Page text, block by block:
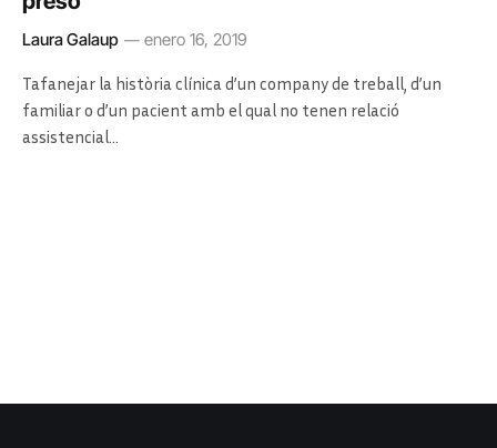
Laura Galaup enero 16, 2019
Tafanejar la història clínica d’un company de treball, d’un
familiar o d’un pacient amb el qual no tenen relació
assistencial…